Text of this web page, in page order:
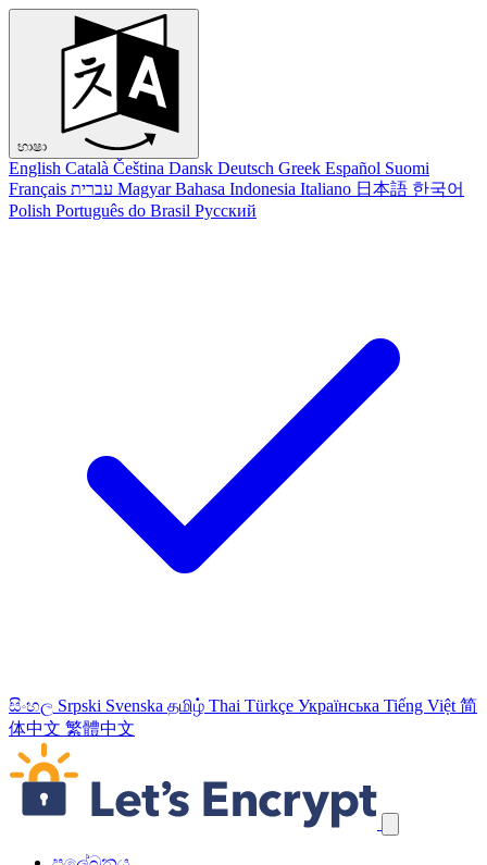
භාෂා
English Català Čeština Dansk Deutsch Greek Español Suomi
Français עברית Magyar Bahasa Indonesia Italiano 日本語 한국어
Polish Português do Brasil Русский
සිංහල Srpski Svenska தமிழ் Thai Türkçe Українська Tiếng Việt 简
体中文 繁體中文
යාත්‍රණ සබැඳි මඟහරින්න